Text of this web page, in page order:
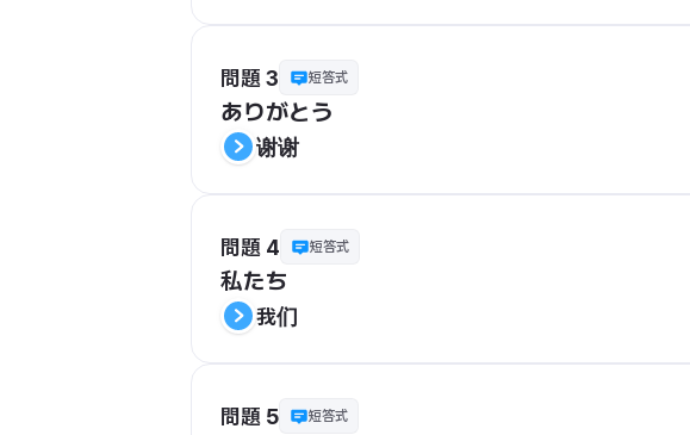
問題 3 短答式
ありがとう
谢谢
問題 4 短答式
私たち
我们
問題 5 短答式